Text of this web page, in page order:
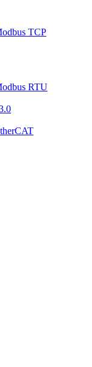
TCP
RTU